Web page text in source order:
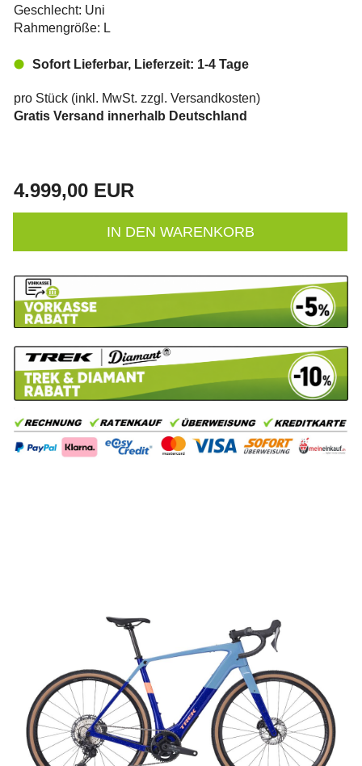
Geschlecht: Uni
Rahmengröße: L
Sofort Lieferbar, Lieferzeit: 1-4 Tage
pro Stück (inkl. MwSt. zzgl. Versandkosten)
Gratis Versand innerhalb Deutschland
4.999,00 EUR
IN DEN WARENKORB